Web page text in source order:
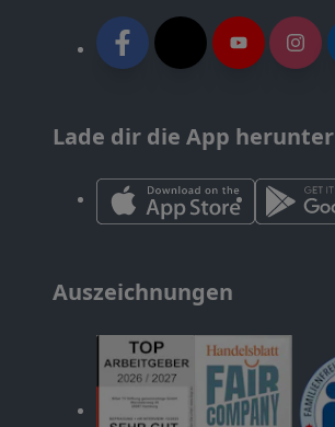
Lade dir die App herunter
Auszeichnungen